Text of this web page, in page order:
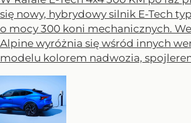
się nowy, hybrydowy silnik E-Tech
o mocy 300 koni mechanicznych.
Alpine wyróżnia się wśród innych
modelu kolorem nadwozia,